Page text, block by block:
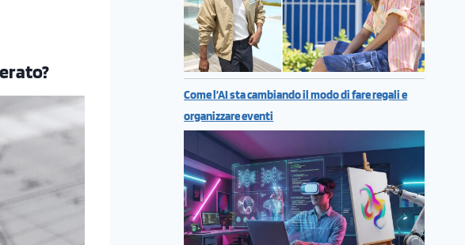
Come l’AI sta cambiando il modo di fare regali e
organizzare eventi